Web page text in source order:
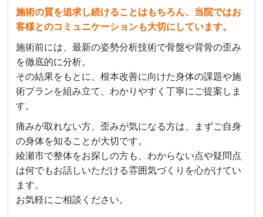
施術の質を追求し続けることはもちろん、当院ではお
客様とのコミュニケーションも大切にしています。
施術前には、最新の姿勢分析技術で骨盤や背骨の歪み
を徹底的に分析。
その結果をもとに、根本改善に向けた身体の課題や施
術プランを組み立て、わかりやすく丁寧にご提案しま
す。
痛みが取れない方、歪みが気になる方は、まずご自身
の身体を知ることが大切です。
綾瀬市で整体をお探しの方も、わからない点や疑問点
は何でもお話しいただける雰囲気づくりを心がけてい
ます。
お気軽にご相談ください。